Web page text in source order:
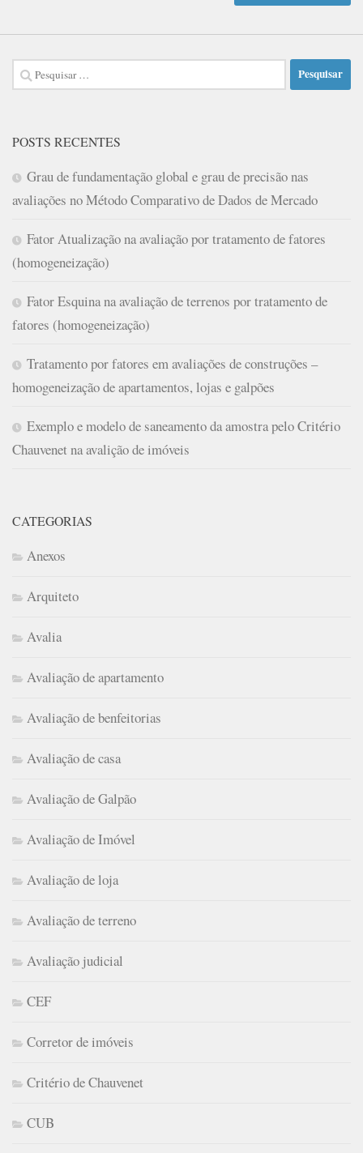
Pesquisar
por:
POSTS RECENTES
Grau de fundamentação global e grau de precisão nas
avaliações no Método Comparativo de Dados de Mercado
Fator Atualização na avaliação por tratamento de fatores
(homogeneização)
Fator Esquina na avaliação de terrenos por tratamento de
fatores (homogeneização)
Tratamento por fatores em avaliações de construções –
homogeneização de apartamentos, lojas e galpões
Exemplo e modelo de saneamento da amostra pelo Critério
Chauvenet na avalição de imóveis
CATEGORIAS
Anexos
Arquiteto
Avalia
Avaliação de apartamento
Avaliação de benfeitorias
Avaliação de casa
Avaliação de Galpão
Avaliação de Imóvel
Avaliação de loja
Avaliação de terreno
Avaliação judicial
CEF
Corretor de imóveis
Critério de Chauvenet
CUB